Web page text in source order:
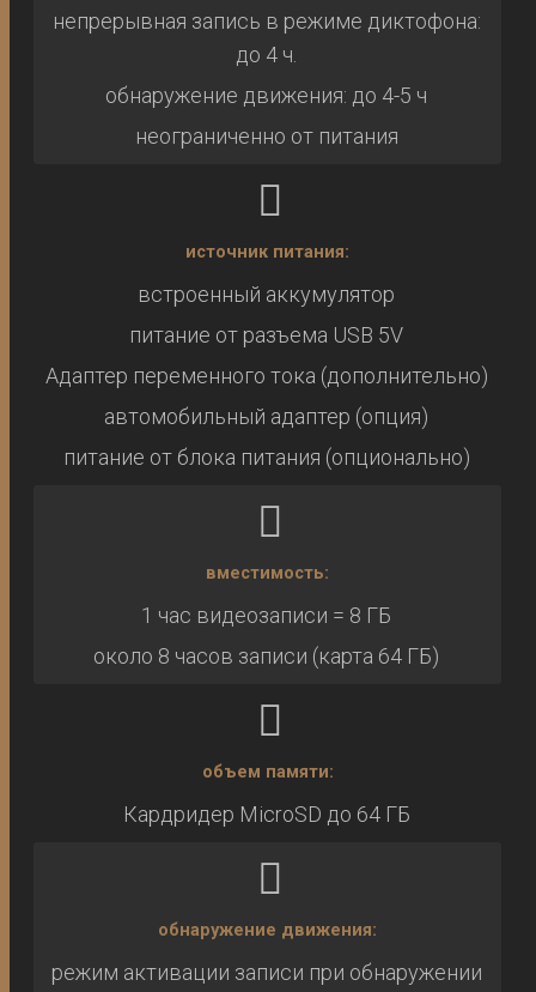
непрерывная запись в режиме диктофона:
до 4 ч.
обнаружение движения: до 4-5 ч
неограниченно от питания
источник питания:
встроенный аккумулятор
питание от разъема USB 5V
Адаптер переменного тока (дополнительно)
автомобильный адаптер (опция)
питание от блока питания (опционально)
вместимость:
1 час видеозаписи = 8 ГБ
около 8 часов записи (карта 64 ГБ)
объем памяти:
Кардридер MicroSD до 64 ГБ
обнаружение движения:
режим активации записи при обнаружении